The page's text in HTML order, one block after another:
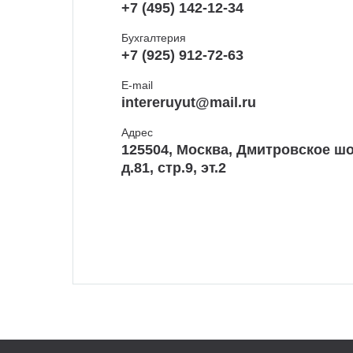
+7 (495) 142-12-34
Бухгалтерия
+7 (925) 912-72-63
E-mail
intereruyut@mail.ru
Адрес
125504, Москва, Дмитровское
д.81, стр.9, эт.2